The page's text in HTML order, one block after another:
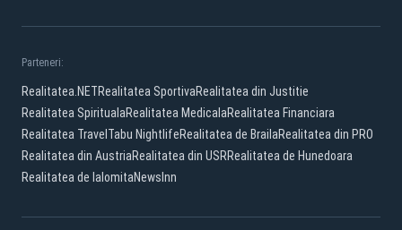
Parteneri:
Realitatea.NETRealitatea SportivaRealitatea din Justitie
Realitatea SpiritualaRealitatea MedicalaRealitatea Financiara
Realitatea Travel Tabu NightlifeRealitatea de BrailaRealitatea din PRO
Realitatea din AustriaRealitatea din USRRealitatea de Hunedoara
Realitatea de IalomitaNewsInn